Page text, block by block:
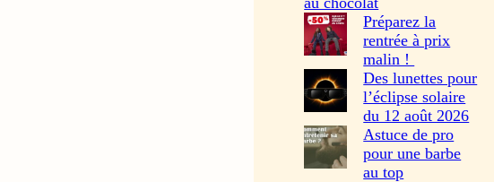
Préparez la
rentrée à prix
malin !
Des lunettes pour
l’éclipse solaire
du 12 août 2026
Astuce de pro
pour une barbe
au top